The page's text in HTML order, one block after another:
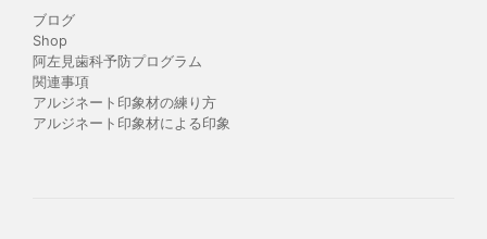
ブログ
Shop
阿左見歯科予防プログラム
関連事項
アルジネート印象材の練り方
アルジネート印象材による印象